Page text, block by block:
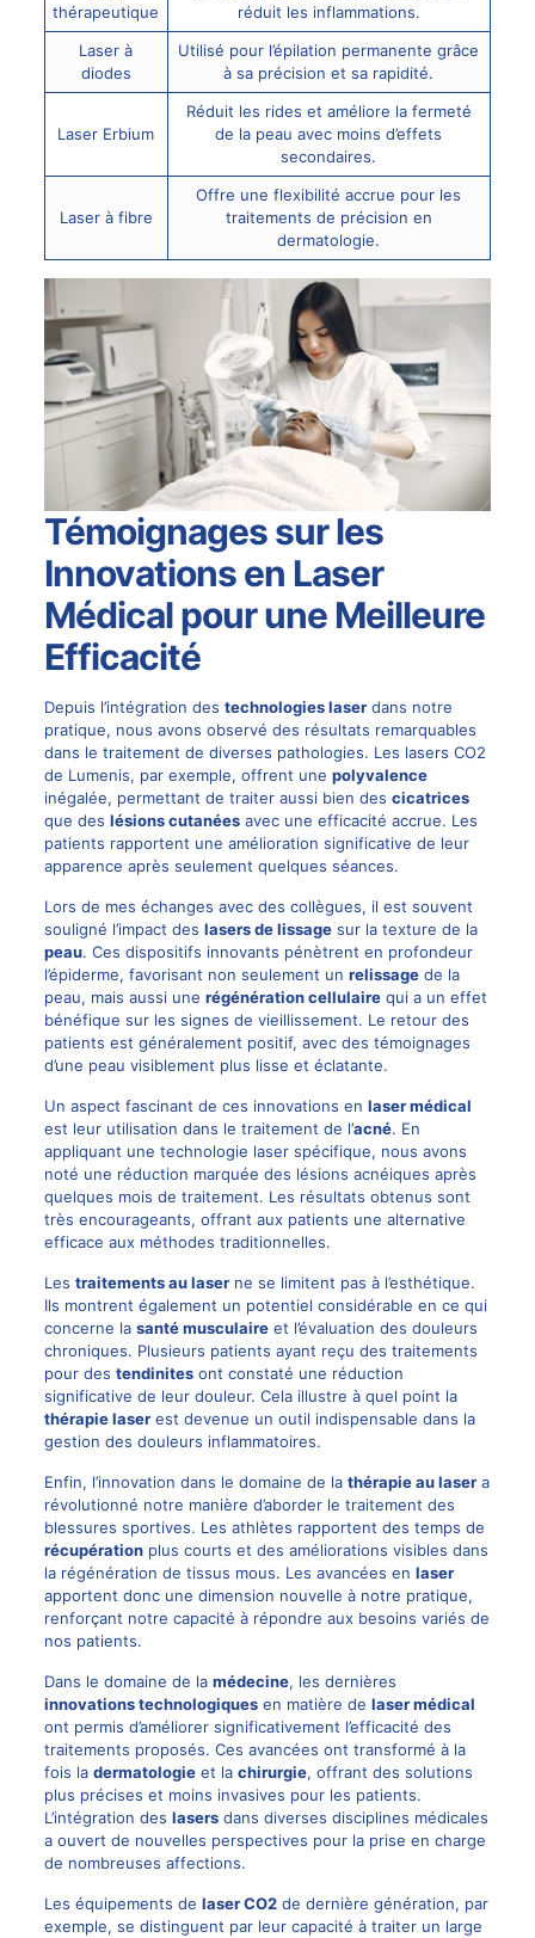
thérapeutique
réduit les inflammations.
Laser à
diodes
Utilisé pour l’épilation permanente grâce
à sa précision et sa rapidité.
Laser Erbium
Réduit les rides et améliore la fermeté
de la peau avec moins d’effets
secondaires.
Laser à fibre
Offre une flexibilité accrue pour les
traitements de précision en
dermatologie.
Témoignages sur les
Innovations en Laser
Médical pour une Meilleure
Efficacité
Depuis l’intégration des technologies laserdans notre
pratique, nous avons observé des résultats remarquables
dans le traitement de diverses pathologies. Les lasers CO2
de Lumenis, par exemple, offrent une polyvalence
inégalée, permettant de traiter aussi bien des cicatrices
que des lésions cutanéesavec une efficacité accrue. Les
patients rapportent une amélioration significative de leur
apparence après seulement quelques séances.
Lors de mes échanges avec des collègues, il est souvent
souligné l’impact des lasers de lissagesur la texture de la
peau. Ces dispositifs innovants pénètrent en profondeur
l’épiderme, favorisant non seulement un relissagede la
peau, mais aussi une régénération cellulairequi a un effet
bénéfique sur les signes de vieillissement. Le retour des
patients est généralement positif, avec des témoignages
d’une peau visiblement plus lisse et éclatante.
Un aspect fascinant de ces innovations en laser médical
est leur utilisation dans le traitement de l’acné. En
appliquant une technologie laser spécifique, nous avons
noté une réduction marquée des lésions acnéiques après
quelques mois de traitement. Les résultats obtenus sont
très encourageants, offrant aux patients une alternative
efficace aux méthodes traditionnelles.
Les traitements au laserne se limitent pas à l’esthétique.
Ils montrent également un potentiel considérable en ce qui
concerne la santé musculaireet l’évaluation des douleurs
chroniques. Plusieurs patients ayant reçu des traitements
pour des tendinitesont constaté une réduction
significative de leur douleur. Cela illustre à quel point la
thérapie laserest devenue un outil indispensable dans la
gestion des douleurs inflammatoires.
Enfin, l’innovation dans le domaine de la thérapie au lasera
révolutionné notre manière d’aborder le traitement des
blessures sportives. Les athlètes rapportent des temps de
récupérationplus courts et des améliorations visibles dans
la régénération de tissus mous. Les avancées en laser
apportent donc une dimension nouvelle à notre pratique,
renforçant notre capacité à répondre aux besoins variés de
nos patients.
Dans le domaine de la médecine, les dernières
innovations technologiquesen matière de laser médical
ont permis d’améliorer significativement l’efficacité des
traitements proposés. Ces avancées ont transformé à la
fois la dermatologieet la chirurgie, offrant des solutions
plus précises et moins invasives pour les patients.
L’intégration des lasersdans diverses disciplines médicales
a ouvert de nouvelles perspectives pour la prise en charge
de nombreuses affections.
Les équipements de laser CO2de dernière génération, par
exemple, se distinguent par leur capacité à traiter un large